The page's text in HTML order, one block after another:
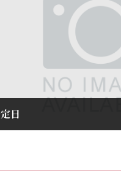
日